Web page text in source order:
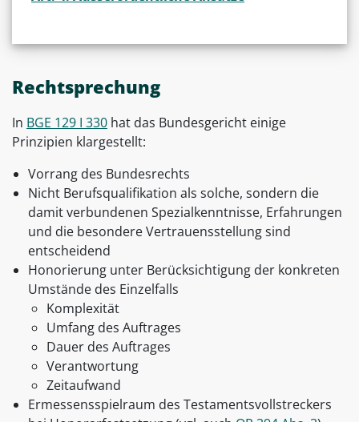
Rechtsprechung
In BGE 129 I 330 hat das Bundesgericht einige
Prinzipien klargestellt:
Vorrang des Bundesrechts
Nicht Berufsqualifikation als solche, sondern die
damit verbundenen Spezialkenntnisse, Erfahrungen
und die besondere Vertrauensstellung sind
entscheidend
Honorierung unter Berücksichtigung der konkreten
Umstände des Einzelfalls
Komplexität
Umfang des Auftrages
Dauer des Auftrages
Verantwortung
Zeitaufwand
Ermessensspielraum des Testamentsvollstreckers